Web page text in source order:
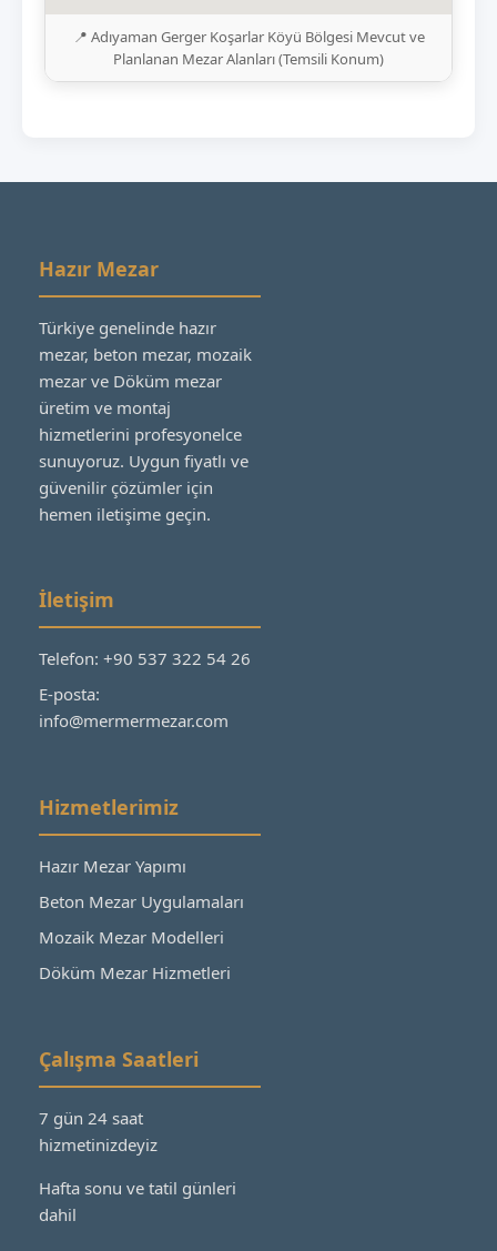
📍 Adıyaman Gerger Koşarlar Köyü Bölgesi Mevcut ve
Planlanan Mezar Alanları (Temsili Konum)
Hazır Mezar
Türkiye genelinde hazır
mezar, beton mezar, mozaik
mezar ve Döküm mezar
üretim ve montaj
hizmetlerini profesyonelce
sunuyoruz. Uygun fiyatlı ve
güvenilir çözümler için
hemen iletişime geçin.
İletişim
Telefon: +90 537 322 54 26
E-posta:
info@mermermezar.com
Hizmetlerimiz
Hazır Mezar Yapımı
Beton Mezar Uygulamaları
Mozaik Mezar Modelleri
Döküm Mezar Hizmetleri
Çalışma Saatleri
7 gün 24 saat
hizmetinizdeyiz
Hafta sonu ve tatil günleri
dahil